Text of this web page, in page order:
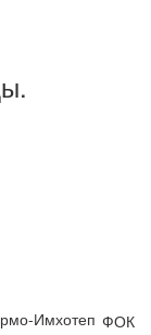
.
Имхотеп ФОК